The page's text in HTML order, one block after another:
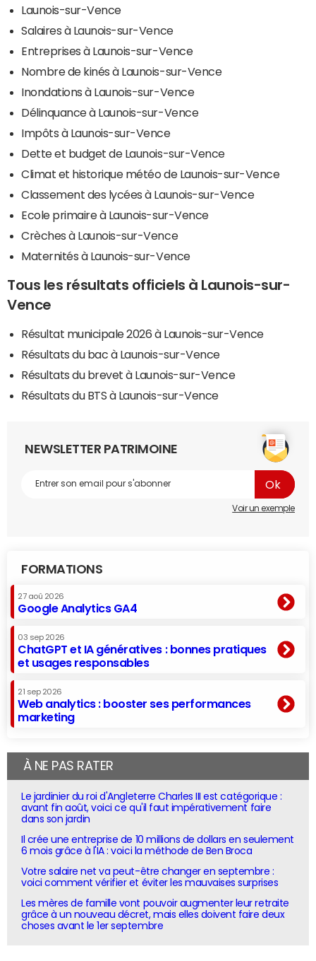
Launois-sur-Vence
Salaires à Launois-sur-Vence
Entreprises à Launois-sur-Vence
Nombre de kinés à Launois-sur-Vence
Inondations à Launois-sur-Vence
Délinquance à Launois-sur-Vence
Impôts à Launois-sur-Vence
Dette et budget de Launois-sur-Vence
Climat et historique météo de Launois-sur-Vence
Classement des lycées à Launois-sur-Vence
Ecole primaire à Launois-sur-Vence
Crèches à Launois-sur-Vence
Maternités à Launois-sur-Vence
Tous les résultats officiels à Launois-sur-
Vence
Résultat municipale 2026 à Launois-sur-Vence
Résultats du bac à Launois-sur-Vence
Résultats du brevet à Launois-sur-Vence
Résultats du BTS à Launois-sur-Vence
NEWSLETTER PATRIMOINE
Voir un exemple
FORMATIONS
27 aoû 2026
Google Analytics GA4
03 sep 2026
ChatGPT et IA génératives : bonnes pratiques
et usages responsables
21 sep 2026
Web analytics : booster ses performances
marketing
À NE PAS RATER
Le jardinier du roi d'Angleterre Charles III est catégorique :
avant fin août, voici ce qu'il faut impérativement faire
dans son jardin
Il crée une entreprise de 10 millions de dollars en seulement
6 mois grâce à l'IA : voici la méthode de Ben Broca
Votre salaire net va peut-être changer en septembre :
voici comment vérifier et éviter les mauvaises surprises
Les mères de famille vont pouvoir augmenter leur retraite
grâce à un nouveau décret, mais elles doivent faire deux
choses avant le 1er septembre